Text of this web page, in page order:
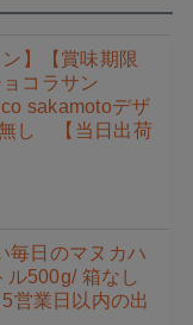
】【賞味期限
コラサン
sakamotoデザ
し 【当日出荷
毎日のマヌカハ
ル500g/ 箱なし
営業日以内の出